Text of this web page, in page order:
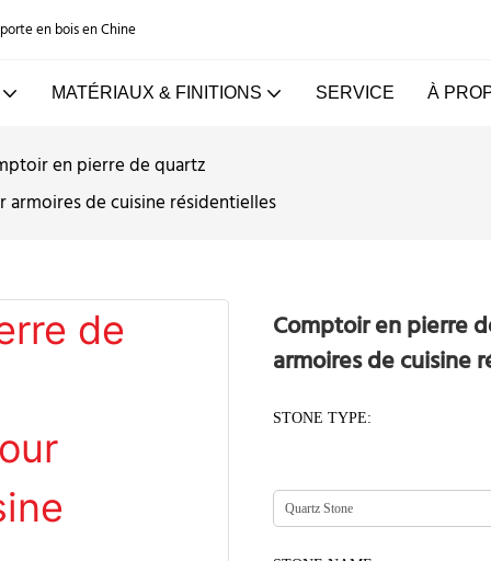
en bois en Chine
MATÉRIAUX & FINITIONS SERVICE À
en pierre de quartz
de cuisine résidentielles
Comptoir en pierre
armoires de cuisine
STONE TYPE: